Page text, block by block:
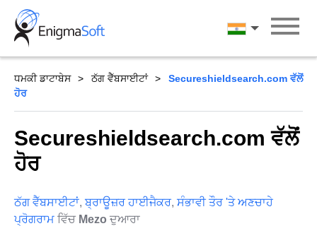
Skip
content
पंजाबी
ਧਮਕੀ ਡਾਟਾਬੇਸ ਠੱਗ ਵੈੱਬਸਾਈਟਾਂ
Secureshieldsearch.com ਵੱਲੋਂ
ਹੋਰ
Secureshieldsearch.com ਵੱਲੋਂ
ਹੋਰ
ਠੱਗ ਵੈੱਬਸਾਈਟਾਂ,ਬ੍ਰਾਊਜ਼ਰ ਹਾਈਜੈਕਰ, ਸੰਭਾਵੀ ਤੌਰ 'ਤੇ ਅਣਚਾਹੇ
ਪ੍ਰੋਗਰਾਮ ਵਿੱਚ Mezo ਦੁਆਰਾ